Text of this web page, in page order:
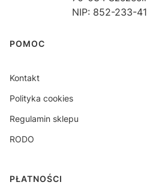
NIP: 852-233-
Linki w stopce
POMOC
Kontakt
Polityka cookies
Regulamin sklepu
RODO
PŁATNOŚCI